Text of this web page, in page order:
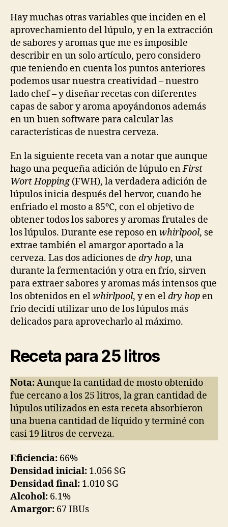
Hay muchas otras variables que inciden en el
aprovechamiento del lúpulo, y en la extracción
de sabores y aromas que me es imposible
describir en un solo artículo, pero considero
que teniendo en cuenta los puntos anteriores
podemos usar nuestra creatividad – nuestro
lado chef – y diseñar recetas con diferentes
capas de sabor y aroma apoyándonos además
en un buen software para calcular las
características de nuestra cerveza.
En la siguiente receta van a notar que aunque
hago una pequeña adición de lúpulo enFirst
Wort Hopping(FWH), la verdadera adición de
lúpulos inicia después del hervor, cuando he
enfriado el mosto a 85ºC, con el objetivo de
obtener todos los sabores y aromas frutales de
los lúpulos. Durante ese reposo enwhirlpool, se
extrae también el amargor aportado a la
cerveza. Las dos adiciones de dry hop, una
durante la fermentación y otra en frío, sirven
para extraer sabores y aromas más intensos que
los obtenidos en elwhirlpool, y en eldry hop en
frío decidí utilizar uno de los lúpulos más
delicados para aprovecharlo al máximo.
Receta para 25 litros
Nota:Aunque la cantidad de mosto obtenido
fue cercano a los 25 litros, la gran cantidad de
lúpulos utilizados en esta receta absorbieron
una buena cantidad de líquido y terminé con
casi 19 litros de cerveza.
Eficiencia: 66%
Densidad inicial: 1.056 SG
Densidad final: 1.010 SG
Alcohol: 6.1%
Amargor: 67 IBUs